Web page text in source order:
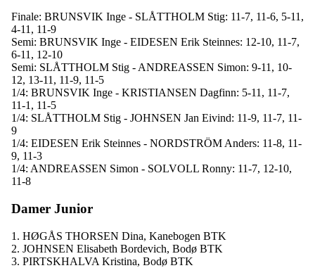
Finale: BRUNSVIK Inge - SLÅTTHOLM Stig: 11-7, 11-6, 5-11,
4-11, 11-9
Semi: BRUNSVIK Inge - EIDESEN Erik Steinnes: 12-10, 11-7,
6-11, 12-10
Semi: SLÅTTHOLM Stig - ANDREASSEN Simon: 9-11, 10-
12, 13-11, 11-9, 11-5
1/4: BRUNSVIK Inge - KRISTIANSEN Dagfinn: 5-11, 11-7,
11-1, 11-5
1/4: SLÅTTHOLM Stig - JOHNSEN Jan Eivind: 11-9, 11-7, 11-
9
1/4: EIDESEN Erik Steinnes - NORDSTRÖM Anders: 11-8, 11-
9, 11-3
1/4: ANDREASSEN Simon - SOLVOLL Ronny: 11-7, 12-10,
11-8
Damer Junior
1. HØGÅS THORSEN Dina, Kanebogen BTK
2. JOHNSEN Elisabeth Bordevich, Bodø BTK
3. PIRTSKHALVA Kristina, Bodø BTK